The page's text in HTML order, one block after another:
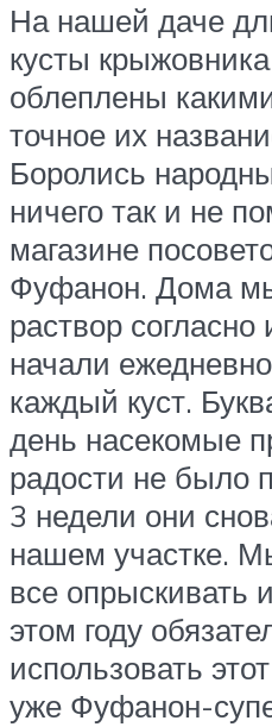
На нашей даче
кусты
облеплены
точное их
Боролись
ничего так и не
магазине
Фуфанон. Дома
раствор согласно
начали
каждый куст.
день насекомые
радости не было
3 недели они
нашем участке.
все опрыскивать
этом году
использовать
уже Фуфанон-